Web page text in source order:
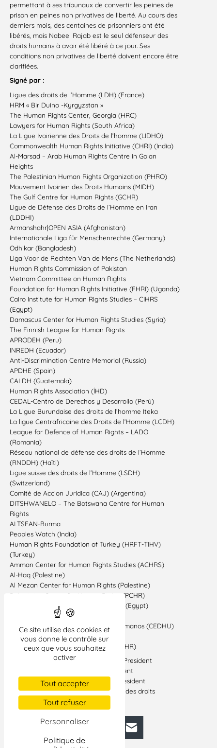
Ce site utilise des cookies et
vous donne le contrôle sur
ceux que vous souhaitez
activer
Tout accepter
Tout refuser
Personnaliser
Politique de
permettant à ses tribunaux de convertir les peines de
prison en peines non privatives de liberté. Au cours des
derniers mois, des centaines de prisonniers ont été
libérés, mais Nabeel Rajab est le seul défenseur des
droits humains à avoir été libéré à ce jour. Ses
conditions non privatives de liberté doivent encore être
clarifiées.
Signé par :
Ligue des droits de l’Homme (LDH) (France)
HRM « Bir Duino -Kyrgyzstan »
The Human Rights Center, Georgia (HRC)
Lawyers for Human Rights (South Africa)
La Ligue Ivoirienne des Droits de l’homme (LIDHO)
Commonwealth Human Rights Initiative (CHRI) (India)
Al-Marsad – Arab Human Rights Centre in Golan
Heights
The Palestinian Human Rights Organization (PHRO)
Mouvement Ivoirien des Droits Humains (MIDH)
The Gulf Centre for Human Rights (GCHR)
Ligue de Défense des Droits de l’Homme en Iran
(LDDHI)
Armanshahr|OPEN ASIA (Afghanistan)
Internationale Liga für Menschenrechte (Germany)
Odhikar (Bangladesh)
Liga Voor de Rechten Van de Mens (The Netherlands)
Human Rights Commission of Pakistan
Vietnam Committee on Human Rights
Foundation for Human Rights Initiative (FHRI) (Uganda)
Cairo Institute for Human Rights Studies – CIHRS
(Egypt)
Damascus Center for Human Rights Studies (Syria)
The Finnish League for Human Rights
APRODEH (Peru)
INREDH (Ecuador)
Anti-Discrimination Centre Memorial (Russia)
APDHE (Spain)
CALDH (Guatemala)
Human Rights Association (İHD)
CEDAL-Centro de Derechos y Desarrollo (Perú)
La Ligue Burundaise des droits de l’homme Iteka
La ligue Centrafricaine des Droits de l’Homme (LCDH)
League for Defence of Human Rights – LADO
(Romania)
Réseau national de défense des droits de l’Homme
(RNDDH) (Haïti)
Ligue suisse des droits de l’Homme (LSDH)
(Switzerland)
Comité de Accion Jurídica (CAJ) (Argentina)
DITSHWANELO – The Botswana Centre for Human
Rights
ALTSEAN-Burma
Peoples Watch (India)
Human Rights Foundation of Turkey (HRFT-TIHV)
(Turkey)
Amman Center for Human Rights Studies (ACHRS)
Al-Haq (Palestine)
Al Mezan Center for Human Rights (Palestine)
Palestinian Center for Human Rights (PCHR)
Egyptian Initiative for Personal Rights (Egypt)
Civil Society Institute (CSI) (Armenia)
Comisión Ecuménica de Derechos Humanos (CEDHU)
(Ecuador)
Bahrain Center for Human Rights (BCHR)
Souhayr Belhassen – FIDH Honorary President
Karim Lahidji – FIDH Honorary President
Patrick Baudouin – FIDH Honorary President
Laurent Munyandilikirwa – Défenseur des droits
Facebook
BlueskyMastodonLinkedIn